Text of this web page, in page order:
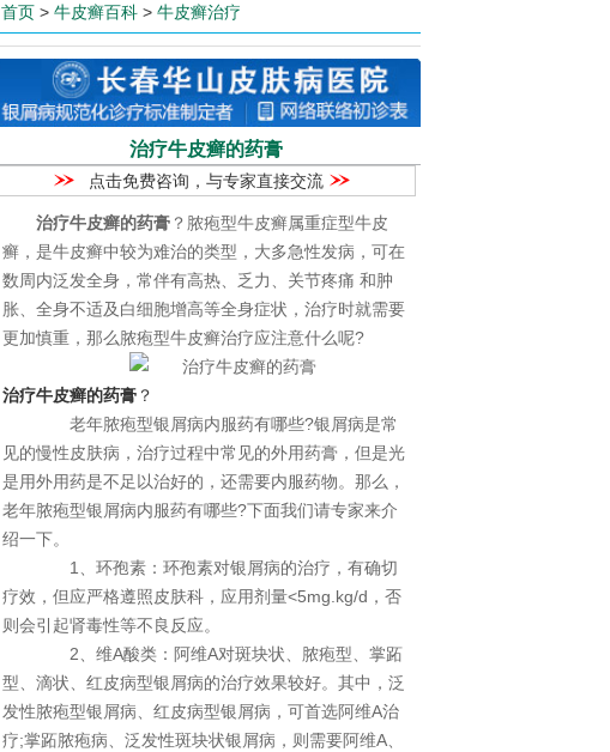
首页 > 牛皮癣百科 > 牛皮癣治疗
治疗牛皮癣的药膏
点击免费咨询，与专家直接交流
治疗牛皮癣的药膏 ？脓疱型牛皮癣属重症型牛皮
癣，是牛皮癣中较为难治的类型，大多急性发病，可在
数周内泛发全身，常伴有高热、乏力、关节疼痛 和肿
胀、全身不适及白细胞增高等全身症状，治疗时就需要
更加慎重，那么脓疱型牛皮癣治疗应注意什么呢?
治疗牛皮癣的药膏 ？
老年脓疱型银屑病内服药有哪些?银屑病是常
见的慢性皮肤病，治疗过程中常见的外用药膏，但是光
是用外用药是不足以治好的，还需要内服药物。那么，
老年脓疱型银屑病内服药有哪些?下面我们请专家来介
绍一下。
1、环孢素：环孢素对银屑病的治疗，有确切
疗效，但应严格遵照皮肤科，应用剂量<5mg.kg/d，否
则会引起肾毒性等不良反应。
2、维A酸类：阿维A对斑块状、脓疱型、掌跖
型、滴状、红皮病型银屑病的治疗效果较好。其中，泛
发性脓疱型银屑病、红皮病型银屑病，可首选阿维A治
疗;掌跖脓疱病、泛发性斑块状银屑病，则需要阿维A、